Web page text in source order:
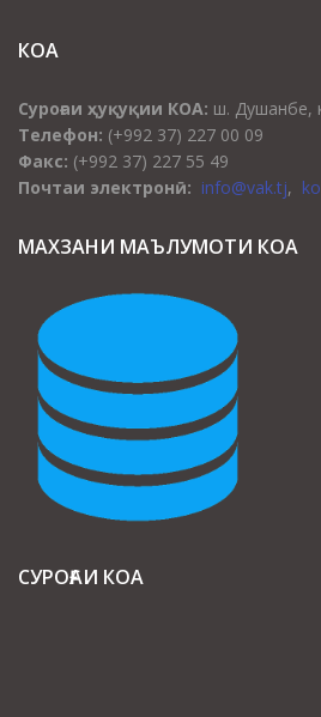
КОА
Суроғаи ҳуқуқии КОА: ш. Душанбе,
Телефон: (+992 37) 227 00 09
Факс: (+992 37) 227 55 49
Почтаи электронӣ: info@vak.tj,
МАХЗАНИ МАЪЛУМОТИ КОА
СУРОҒАИ КОА